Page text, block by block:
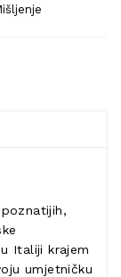
Italiji krajem
umjetničku